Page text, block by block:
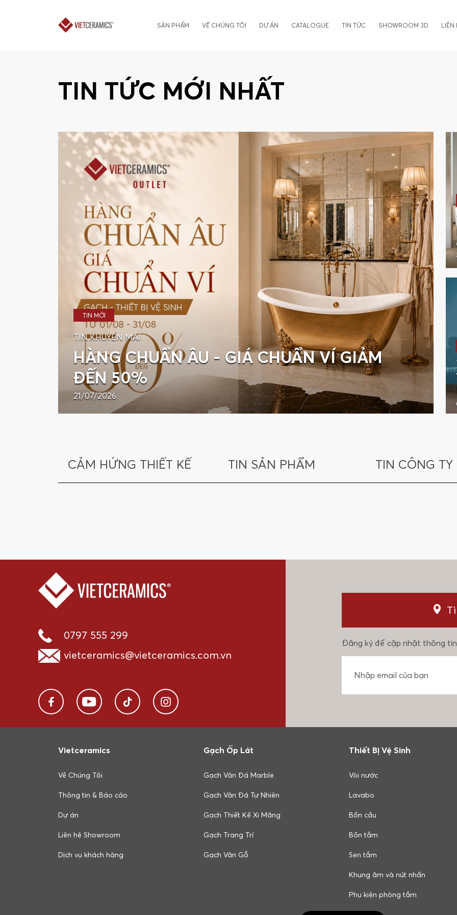
SẢN PHẨM VỀ CHÚNG TÔI DỰ ÁN CATALOGUE TIN TỨC SHOWROOM 3D LIÊN
TIN TỨC MỚI NHẤT
TIN MỚI
TIN KHUYẾN MÃI
HÀNG CHUẨN ÂU - GIÁ CHUẨN VÍ GIẢM
ĐẾN 50%
21/07/2026
CẢM HỨNG THIẾT KẾ TIN SẢN PHẨM TIN CÔNG TY
0797 555 299
vietceramics@vietceramics.com.vn
Đăng ký để cập nhật thông tin
Vietceramics
Về Chúng Tôi
Thông tin & Báo cáo
Dự án
Liên hệ Showroom
Dịch vụ khách hàng
Gạch Ốp Lát
Gạch Vân Đá Marble
Gạch Vân Đá Tự Nhiên
Gạch Thiết Kế Xi Măng
Gạch Trang Trí
Gạch Vân Gỗ
Thiết Bị Vệ Sinh
Vòi nước
Lavabo
Bồn cầu
Bồn tắm
Sen tắm
Khung âm và nút nhấn
Phụ kiện phòng tắm